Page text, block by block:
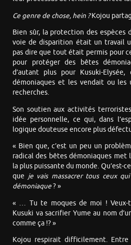
Ce genre de chose, hein ?Kojou
Bien sûr, la protection des espèces
voie de disparition était un travail
pas dire que tout était permis pour
pour protéger des bêtes
d’autant plus pour Kusuki-
démoniaques et les vendait ou les
recherches.
Son soutien aux activités
idée personnelle, ce qui, dans
logique douteuse encore plus
« Bien que, c’est un peu un
radical des bêtes démoniaques met
la plus puissante du monde. Qu’est-
que je vais massacrer tous ceux
démoniaque? »
« … Tu te moques de moi ! Veux-
Kusuki va sacrifier Yume au nom
comme ça !? »
Kojou respirait difficilement.